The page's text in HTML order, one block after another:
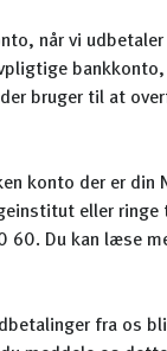
når vi
bruger til at
konto der er din
eller ringe
60. Du kan læse
fra os